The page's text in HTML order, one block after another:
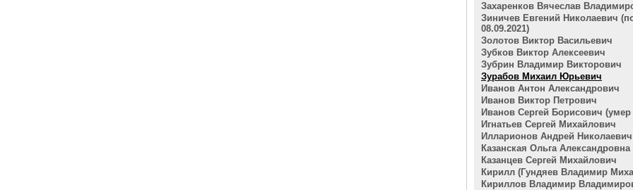
Захаренков Вячеслав
Зиничев Евгений Николаевич
08.09.2021)
Золотов Виктор Васильевич
Зубков Виктор Алексеевич
Зубрин Владимир Викторович
Зурабов Михаил Юрьевич
Иванов Антон Александрович
Иванов Виктор Петрович
Иванов Сергей Борисович (умер
Игнатьев Сергей Михайлович
Илларионов Андрей Николаевич
Казанская Ольга Александровна
Казанцев Сергей Михайлович
Кирилл (Гундяев Владимир
Кириллов Владимир